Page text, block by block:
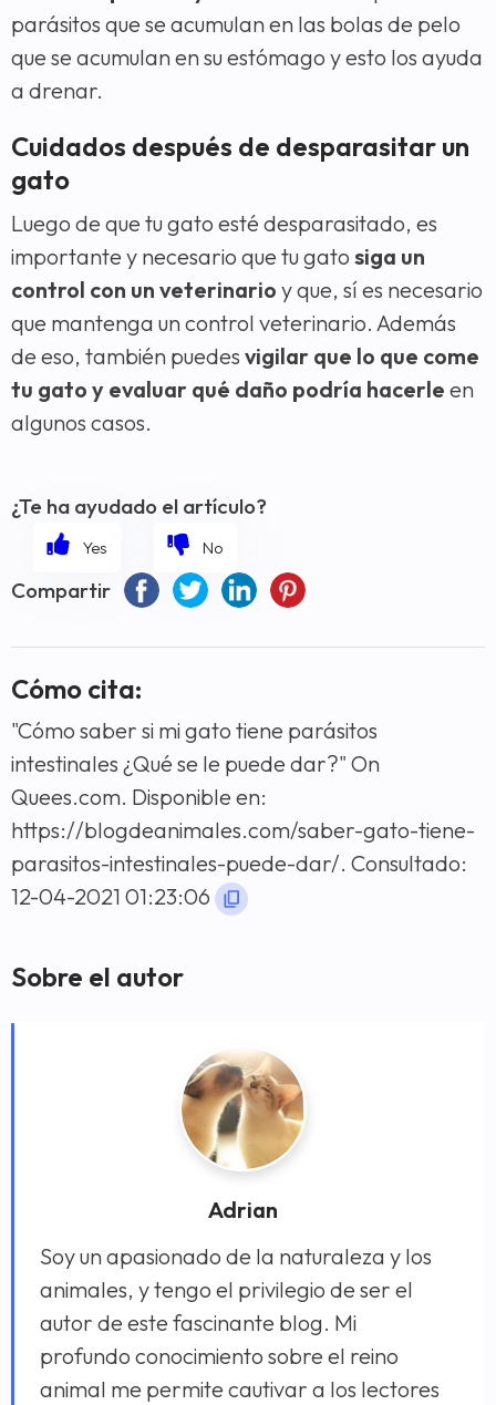
parásitos que se acumulan en las bolas de pelo
que se acumulan en su estómago y esto los ayuda
a drenar.
Cuidados después de desparasitar un
gato
Luego de que tu gato esté desparasitado, es
importante y necesario que tu gato siga un
control con un veterinario y que, sí es necesario
que mantenga un control veterinario. Además
de eso, también puedes vigilar que lo que come
tu gato y evaluar qué daño podría hacerle en
algunos casos.
¿Te ha ayudado el artículo?
Compartir
Cómo cita:
"Cómo saber si mi gato tiene parásitos
intestinales ¿Qué se le puede dar?" On
Quees.com. Disponible en:
https://blogdeanimales.com/saber-gato-tiene-
parasitos-intestinales-puede-dar/. Consultado:
12-04-2021 01:23:06
Sobre el autor
Adrian
Soy un apasionado de la naturaleza y los
animales, y tengo el privilegio de ser el
autor de este fascinante blog. Mi
profundo conocimiento sobre el reino
animal me permite cautivar a los lectores